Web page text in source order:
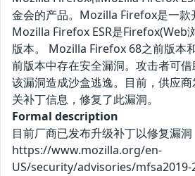
金会的产品。Mozilla Firefox是一款
Mozilla Firefox ESR是Firefox(Web
版本。 Mozilla Firefox 68之前版本
前版本中存在安全漏洞。攻击者可
该漏洞造成沙盒逃逸。目前，供应
关补丁信息，修复了此漏洞。
Formal description
目前厂商已发布升级补丁以修复漏洞
https://www.mozilla.org/en-
US/security/advisories/mfsa2019-